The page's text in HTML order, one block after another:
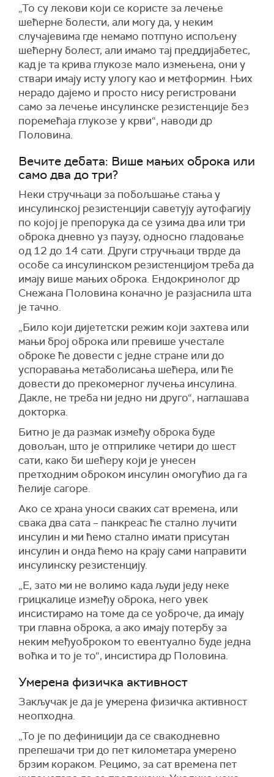
„То су лекови који се користе за лечење
шећерне болести, али могу да, у неким
случајевима где немамо потпуно испољену
шећерну болест, али имамо тај преддијабетес,
кад је та крива глукозе мало измењена, они у
ствари имају исту улогу као и метформин. Њих
нерадо дајемо и просто нису регистровани
само за лечење инсулинске резистенције без
поремећаја глукозе у крви“, наводи др
Половина.
Вечите дебата: Више мањих оброка или
само два до три?
Неки стручњаци за побољшање стања у
инсулинској резистенцији саветују аутофагију
по којој је препорука да се узима два или три
оброка дневно уз паузу, односно гладовање
од 12 до 14 сати. Други стручњаци тврде да
особе са инсулинском резистенцијом треба да
имају више мањих оброка. Ендокринолог др
Снежана Половина коначно је разјаснила шта
је тачно.
„Било који дијететски режим који захтева или
мањи број оброка или превише учестале
оброке ће довести с једне стране или до
успоравања метаболисања шећера, или ће
довести до прекомерног лучења инсулина.
Дакле, не треба ни једно ни друго“, наглашава
докторка.
Битно је да размак између оброка буде
довољан, што је отприлике четири до шест
сати, како би шећеру који је унесен
претходним оброком инсулин омогућио да га
ћелије сагоре.
Ако се храна уноси сваких сат времена, или
свака два сата – панкреас ће стално лучити
инсулин и ми ћемо стално имати присутан
инсулин и онда ћемо на крају сами направити
инсулинску резистенцију.
„Е, зато ми не волимо када људи једу неке
грицкалице између оброка, него увек
инсистирамо на томе да се уоброче, да имају
три главна оброка, а ако имају потербу за
неким међуоброком то евентуално буде једна
воћка и то је то“, инсистира др Половина.
Умерена физичка активност
Закључак је да је умерена физичка активност
неопходна.
„То је по дефиницији да се свакодневно
препешачи три до пет километара умерено
брзим кораком. Рецимо, за сат времена пет